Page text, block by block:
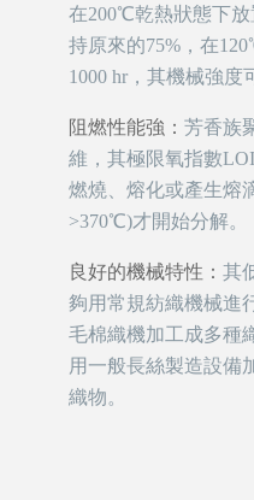
在200℃乾熱狀態下放
持原來的75%，在
1000 hr，其機械強度
阻燃性能強： 芳香族
維，其極限氧指數
燃燒、熔化或產生熔
>370℃)才開始分解。
良好的機械特性： 其
夠用常規紡織機械進
毛棉織機加工成多種
用一般長絲製造設備
織物。